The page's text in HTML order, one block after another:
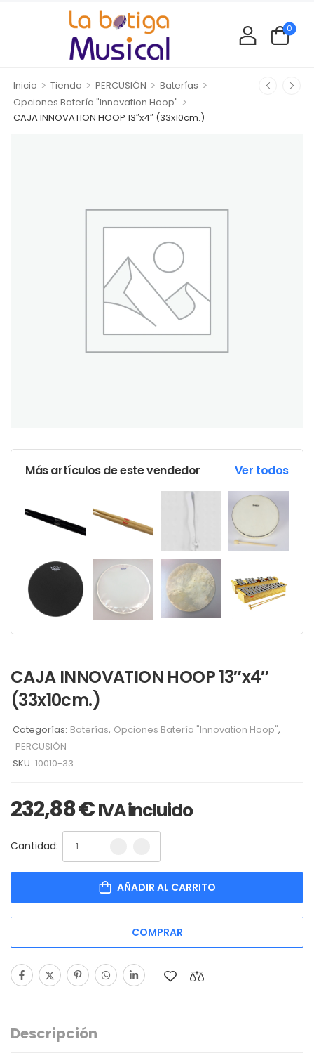
0
Inicio > Tienda > PERCUSIÓN > Baterías >
Opciones Batería "Innovation Hoop" >
CAJA INNOVATION HOOP 13″x4″ (33x10cm.)
Más artículos de este vendedor Ver todos
CAJA INNOVATION HOOP 13″x4″
(33x10cm.)
Categorías: Baterías, Opciones Batería "Innovation Hoop",
PERCUSIÓN
SKU: 10010-33
232,88€ IVA incluido
Cantidad:
AÑADIR AL CARRITO
COMPRAR
Descripción